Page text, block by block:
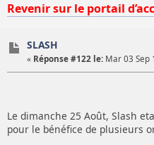
Revenir sur le portail
SLASH
« Réponse #122 le: Mar 03 Sep
Le dimanche 25 Août, Slash
pour le bénéfice de plusieurs